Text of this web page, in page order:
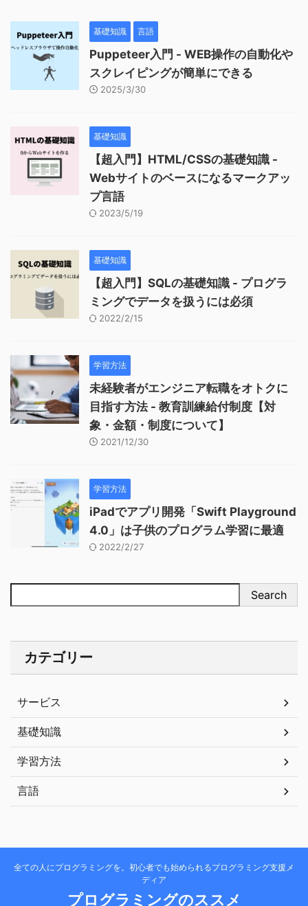
基礎知識 言語
Puppeteer入門 - WEB操作の自動化や
スクレイピングが簡単にできる
2025/3/30
基礎知識
【超入門】HTML/CSSの基礎知識 -
Webサイトのベースになるマークアッ
プ言語
2023/5/19
基礎知識
【超入門】SQLの基礎知識 - プログラ
ミングでデータを扱うには必須
2022/2/15
学習方法
未経験者がエンジニア転職をオトクに
目指す方法 - 教育訓練給付制度【対
象・金額・制度について】
2021/12/30
学習方法
iPadでアプリ開発「Swift Playground
4.0」は子供のプログラム学習に最適
2022/2/27
Search
カテゴリー
サービス
基礎知識
学習方法
言語
全ての人にプログラミングを。初心者でも始められるプログラミング支援メ
ディア
プログラミングのススメ